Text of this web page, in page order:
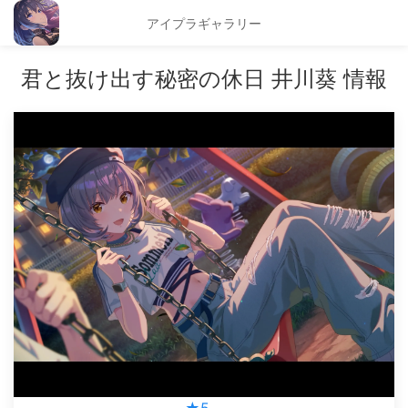
アイプラギャラリー
君と抜け出す秘密の休日 井川葵 情報